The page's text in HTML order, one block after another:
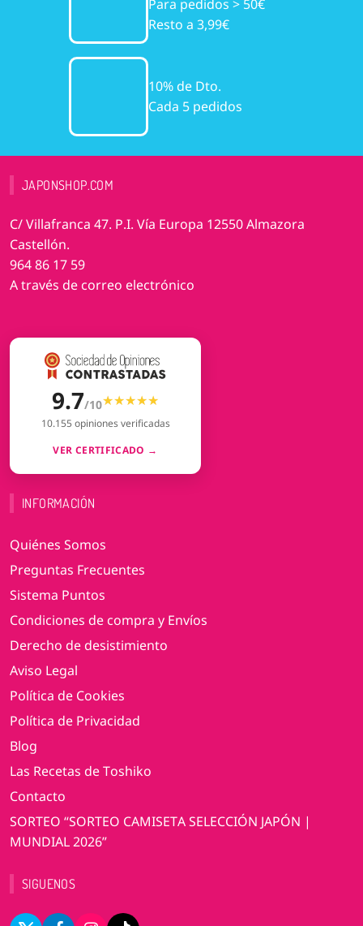
Para pedidos > 50€
Resto a 3,99€
10% de Dto.
Cada 5 pedidos
JAPONSHOP.COM
C/ Villafranca 47. P.I. Vía Europa 12550 Almazora
Castellón.
964 86 17 59
A través de correo electrónico
9.7/10★★★★★
★★★★★
10.155 opiniones verificadas
VER CERTIFICADO →
INFORMACIÓN
Quiénes Somos
Preguntas Frecuentes
Sistema Puntos
Condiciones de compra y Envíos
Derecho de desistimiento
Aviso Legal
Política de Cookies
Política de Privacidad
Blog
Las Recetas de Toshiko
Contacto
SORTEO “SORTEO CAMISETA SELECCIÓN JAPÓN |
MUNDIAL 2026”
SIGUENOS